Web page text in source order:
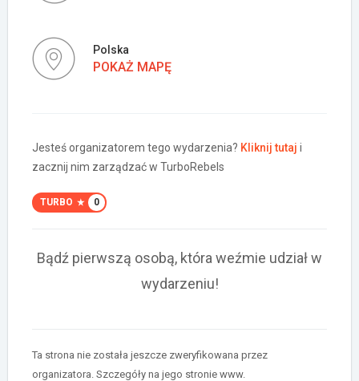
Polska
POKAŻ MAPĘ
Jesteś organizatorem tego wydarzenia? Kliknij tutaj i
zacznij nim zarządzać w TurboRebels
TURBO 0
Bądź pierwszą osobą, która weźmie udział w
wydarzeniu!
Ta strona nie została jeszcze zweryfikowana przez
organizatora. Szczegóły na jego stronie www.